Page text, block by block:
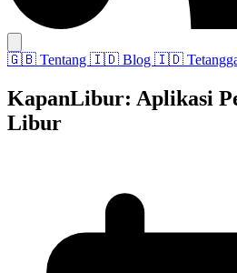
🇬🇧 Tentang 🇮🇩 Blog 🇮🇩
KapanLibur: Aplikasi
Libur